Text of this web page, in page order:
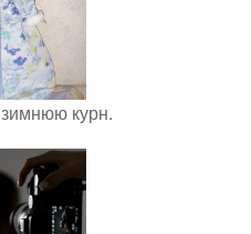
курн.